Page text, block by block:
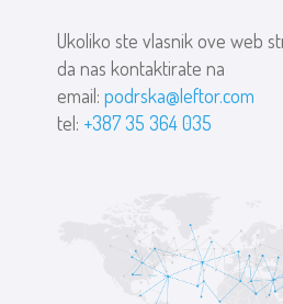
Ukoliko ste vlasnik ove web
da nas kontaktirate na
email:podrska@leftor.com
tel: +387 35 364 035